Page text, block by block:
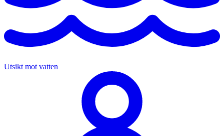
Utsikt mot vatten